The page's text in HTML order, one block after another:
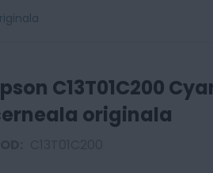
C13T01C200
originala